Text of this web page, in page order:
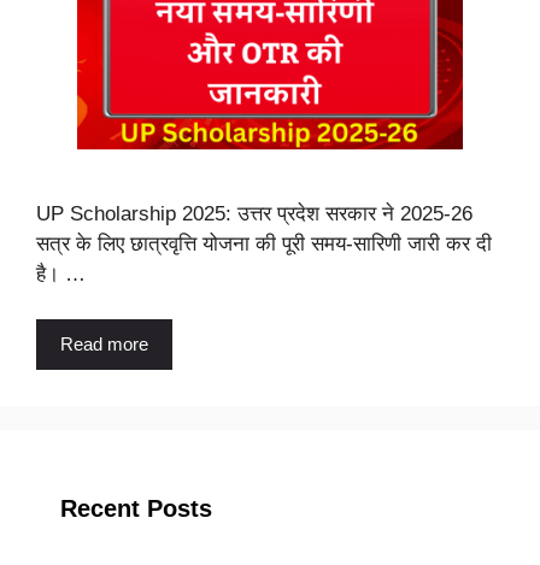
UP Scholarship 2025: उत्तर प्रदेश सरकार ने 2025‑26
सत्र के लिए छात्रवृत्ति योजना की पूरी समय‑सारिणी जारी कर दी
है। …
Read more
Recent Posts